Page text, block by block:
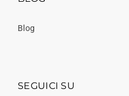
Blog
SEGUICI SU